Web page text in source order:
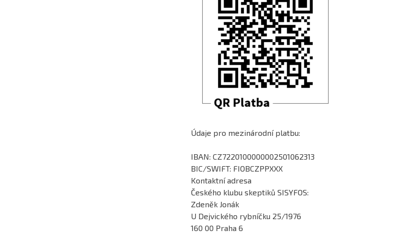
Údaje pro mezinárodní platbu:
IBAN: CZ7220100000002501062313
BIC/SWIFT: FIOBCZPPXXX
Kontaktní adresa
Českého klubu skeptiků SISYFOS:
Zdeněk Jonák
U Dejvického rybníčku 25/1976
160 00 Praha 6